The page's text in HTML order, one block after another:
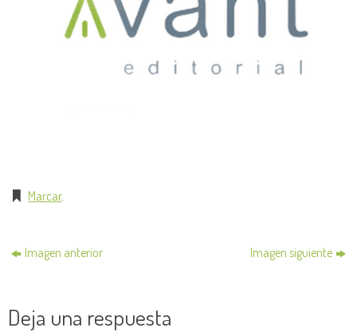
Marcar.
Imagen anterior Imagen siguiente
Deja una respuesta